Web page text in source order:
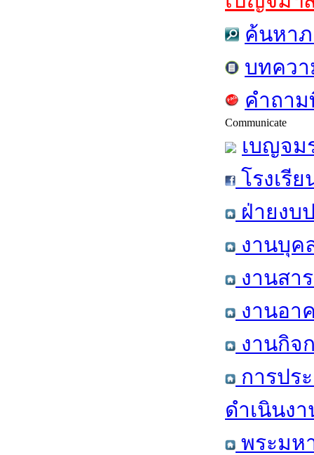
ค้นหาภ
บทควา
คำถา
Communicate
เบญจม
โรงเรี
ฝ่ายงบ
งานบุค
งานสา
งานอา
งานกิจ
การปร
ดำเนินง
พระมห